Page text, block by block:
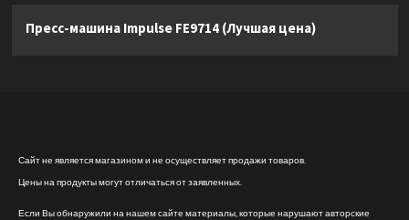
Пресс-машина Impulse FE9714 (Лучшая цена)
Сайт не является магазином и не осуществляет продажи товаров.
Цены на продукты могут отличаться от заявленных.
Если Вы обнаружили на нашем сайте материалы, которые нарушают авторские